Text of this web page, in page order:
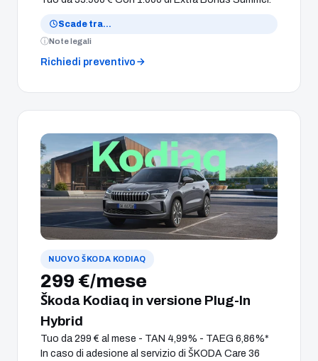
Scade tra…
Note legali
Richiedi preventivo
NUOVO ŠKODA KODIAQ
299 €/mese
Škoda Kodiaq in versione Plug-In
Hybrid
Tuo da 299 € al mese - TAN 4,99% - TAEG 6,86%*
In caso di adesione al servizio di ŠKODA Care 36